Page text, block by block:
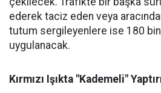
ederek taciz eden veya
tutum sergileyenlere ise 180
uygulanacak.
Kırmızı Işıkta "Kademeli"